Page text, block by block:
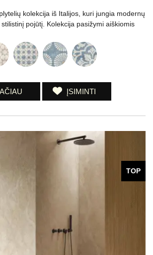
kolekcija iš Italijos, kuri jungia modernų
pojūtį. Kolekcija pasižymi aiškiomis
ĮSIMINTI
TOP